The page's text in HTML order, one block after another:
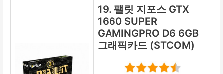
19. 팰릿 지포스 GTX
1660 SUPER
GAMINGPRO D6 6GB
그래픽카드 (STCOM)